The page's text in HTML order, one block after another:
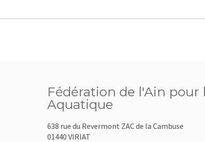
Fédération de l'Ain pour
Aquatique
638 rue du Revermont ZAC de la Cambuse
01440 VIRIAT